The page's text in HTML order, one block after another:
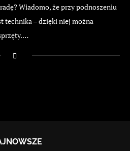
Wiadomo, że przy podnoszeniu
technika – dzięki niej można